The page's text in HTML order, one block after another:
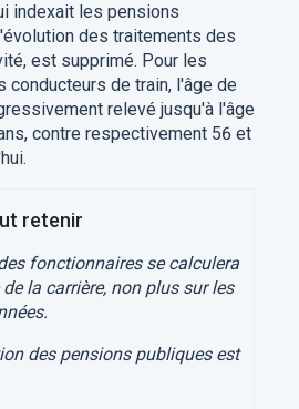
indexait les pensions
des traitements des
est supprimé. Pour les
conducteurs de train, l'âge de
relevé jusqu'à l'âge
contre respectivement 56 et
retenir
fonctionnaires se calculera
la carrière, non plus sur les
des pensions publiques est